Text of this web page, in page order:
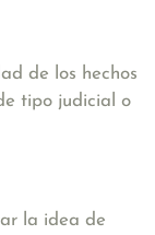
de los hechos
tipo judicial o
la idea de